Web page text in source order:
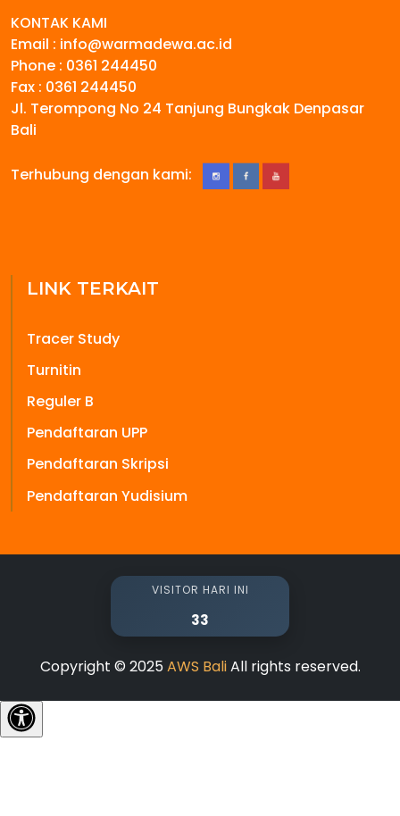
KONTAK KAMI
Email : info@warmadewa.ac.id
Phone : 0361 244450
Fax : 0361 244450
Jl. Terompong No 24 Tanjung Bungkak Denpasar
Bali
Terhubung dengan kami:
LINK TERKAIT
Tracer Study
Turnitin
Reguler B
Pendaftaran UPP
Pendaftaran Skripsi
Pendaftaran Yudisium
VISITOR HARI INI
33
Copyright © 2025AWS BaliAll rights reserved.